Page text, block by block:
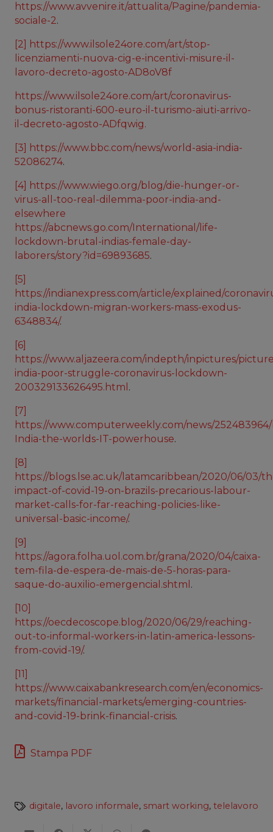
https://www.avvenire.it/attualita/Pagine/pandemia-
sociale-2.
[2]
https://www.ilsole24ore.com/art/stop-
licenziamenti-nuova-cig-e-incentivi-misure-il-
lavoro-decreto-agosto-AD8oV8f
https://www.ilsole24ore.com/art/coronavirus-
bonus-ristoranti-600-euro-il-turismo-aiuti-arrivo-
il-decreto-agosto-ADfqwig.
[3]
https://www.bbc.com/news/world-asia-india-
52086274.
[4]
https://www.wiego.org/blog/die-hunger-or-
virus-all-too-real-dilemma-poor-india-and-
elsewhere
https://abcnews.go.com/International/life-
lockdown-brutal-indias-female-day-
laborers/story?id=69893685.
[5]
https://indianexpress.com/article/explained/
india-lockdown-migran-workers-mass-exodus-
6348834/.
[6]
https://www.aljazeera.com/indepth/inpictures/
india-poor-struggle-coronavirus-lockdown-
200329133626495.html .
[7]
https://www.computerweekly.com/news/
India-the-worlds-IT-powerhouse.
[8]
https://blogs.lse.ac.uk/latamcaribbean/2020/06/03/
impact-of-covid-19-on-brazils-precarious-labour-
market-calls-for-far-reaching-policies-like-
universal-basic-income/.
[9]
https://agora.folha.uol.com.br/grana/2020/04/caixa-
tem-fila-de-espera-de-mais-de-5-horas-para-
saque-do-auxilio-emergencial.shtml .
[10]
https://oecdecoscope.blog/2020/06/29/reaching-
out-to-informal-workers-in-latin-america-lessons-
from-covid-19/.
[11]
https://www.caixabankresearch.com/en/economics-
markets/financial-markets/emerging-countries-
and-covid-19-brink-financial-crisis.
Stampa PDF
digitale, lavoro informale, smart working, telelavoro